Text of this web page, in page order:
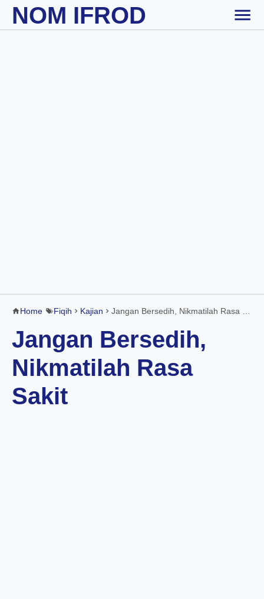
Skip to main content
NOM IFROD
Home Fiqih Kajian Jangan Bersedih, Nikmatilah Rasa Sakit
Jangan Bersedih,
Nikmatilah Rasa
Sakit